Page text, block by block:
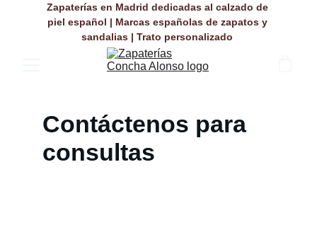
Zapaterías en Madrid dedicadas al calzado de
piel español | Marcas españolas de zapatos y
sandalias | Trato personalizado
Contáctenos para
consultas